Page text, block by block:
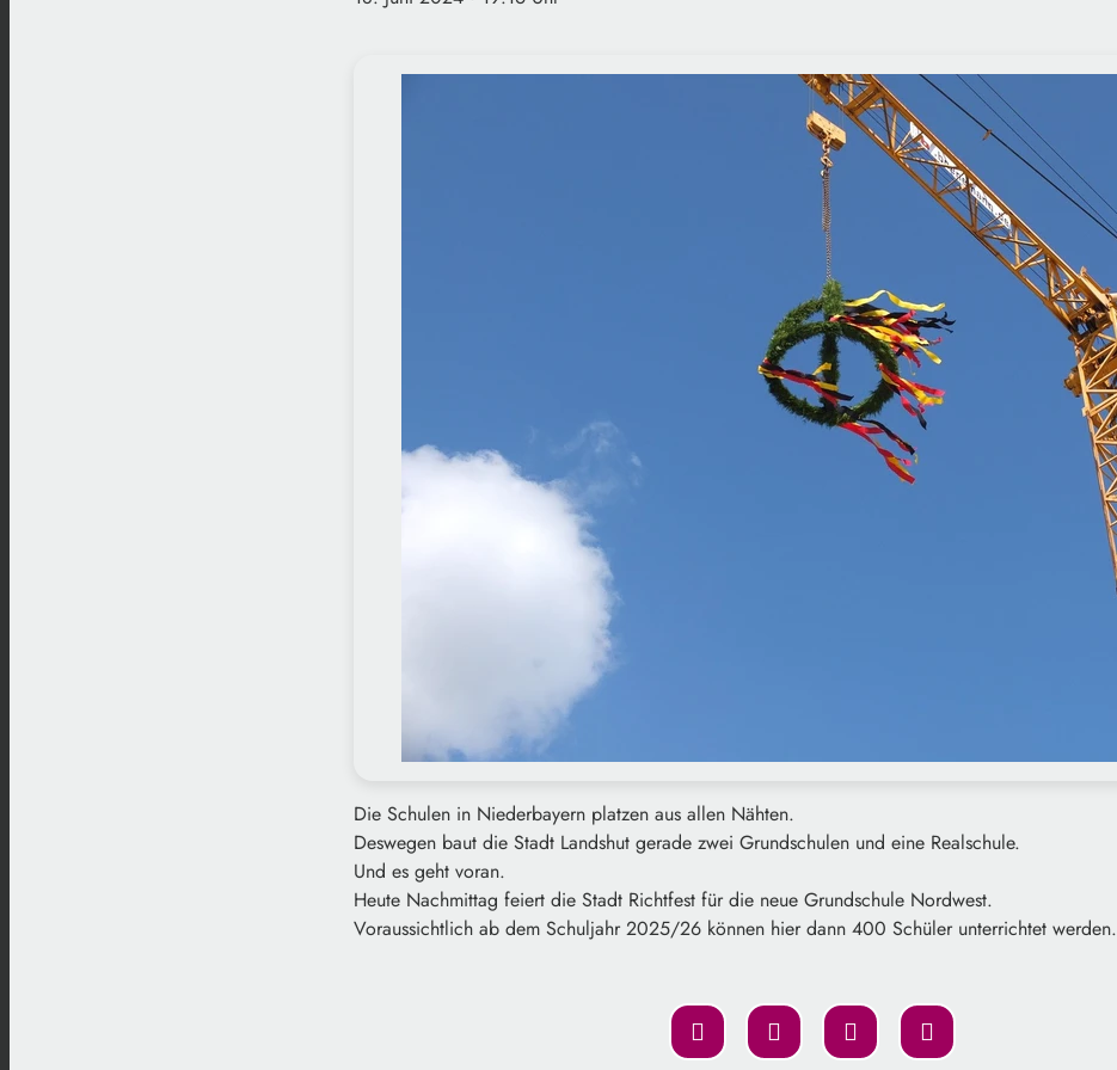
Die Schulen in Niederbayern platzen aus allen Nähten.
Deswegen baut die Stadt Landshut gerade zwei Grundschulen und eine Realschule.
Und es geht voran.
Heute Nachmittag feiert die Stadt Richtfest für die neue Grundschule Nordwest.
Voraussichtlich ab dem Schuljahr 2025/26 können hier dann 400 Schüler unterrichtet werden.